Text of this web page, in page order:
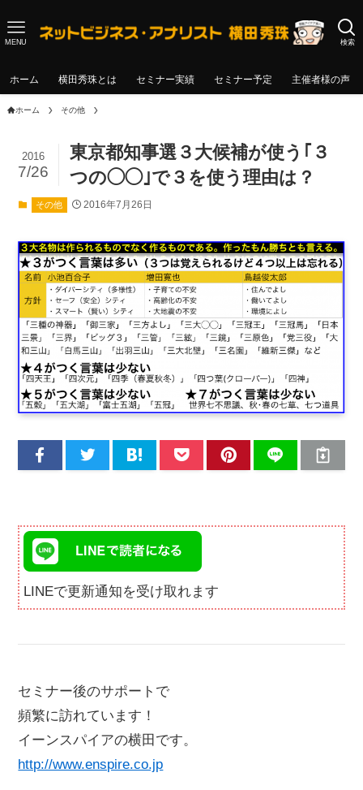
検索
MENU
ホーム 横田秀珠とは セミナー実績 セミナー予定 主催者様の声
ホーム その他
東京都知事選３大候補が使う｢３
つの◯◯｣で３を使う理由は？
2016
7/26
その他 2016年7月26日
LINEで更新通知を受け取れます
セミナー後のサポートで
頻繁に訪れています！
イーンスパイアの横田です。
http://www.enspire.co.jp